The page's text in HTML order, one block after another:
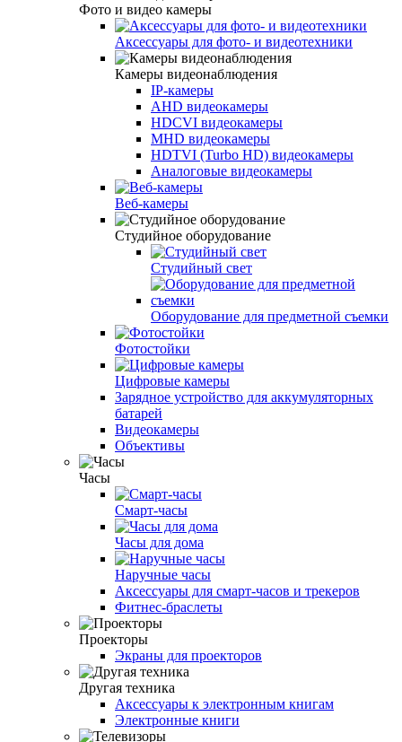
Фото и видео камеры
Аксессуары для фото- и видеотехники
Камеры видеонаблюдения
IP-камеры
AHD видеокамеры
HDCVI видеокамеры
MHD видеокамеры
HDTVI (Turbo HD) видеокамеры
Аналоговые видеокамеры
Веб-камеры
Студийное оборудование
Студийный свет
Оборудование для предметной съемки
Фотостойки
Цифровые камеры
Зарядное устройство для аккумуляторных
батарей
Видеокамеры
Объективы
Часы
Смарт-часы
Часы для дома
Наручные часы
Аксессуары для смарт-часов и трекеров
Фитнес-браслеты
Проекторы
Экраны для проекторов
Другая техника
Аксессуары к электронным книгам
Электронные книги